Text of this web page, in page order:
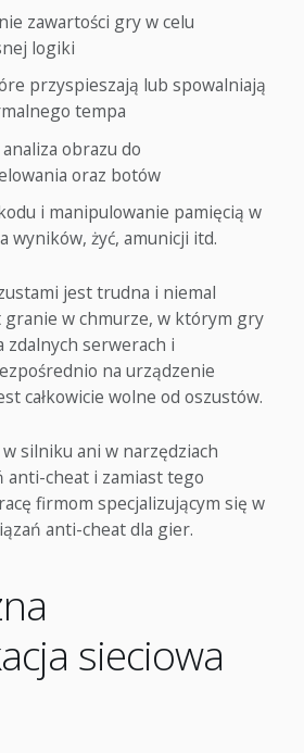
zawartości gry w celu
logiki
przyspieszają lub spowalniają
tempa
obrazu do
oraz botów
i manipulowanie pamięcią w
wyników, żyć, amunicji itd.
jest trudna i niemal
granie w chmurze, w którym gry
zdalnych serwerach i
na urządzenie
całkowicie wolne od oszustów.
silniku ani w narzędziach
anti-cheat i zamiast tego
firmom specjalizującym się w
anti-cheat dla gier.
sieciowa